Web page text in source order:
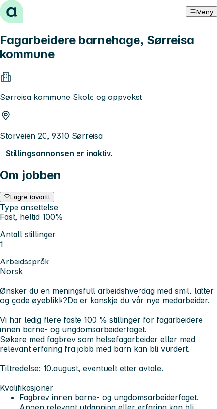
Hopp til innhold Meny
Fagarbeidere barnehage, Sørreisa
kommune
Sørreisa kommune Skole og oppvekst
Storveien 20, 9310 Sørreisa
Stillingsannonsen er inaktiv.
Om jobben
Lagre favoritt
Type ansettelse
Fast, heltid 100%
Antall stillinger
1
Arbeidsspråk
Norsk
Ønsker du en meningsfull arbeidshverdag med smil, latter
og gode øyeblikk?Da er kanskje du vår nye medarbeider.
Vi har ledig flere faste 100 % stillinger for fagarbeidere
innen barne- og ungdomsarbeiderfaget.
Søkere med fagbrev som helsefagarbeider eller med
relevant erfaring fra jobb med barn kan bli vurdert.
Tiltredelse: 10.august, eventuelt etter avtale.
Kvalifikasjoner
Fagbrev innen barne- og ungdomsarbeiderfaget.
Annen relevant utdanning eller erfaring kan bli